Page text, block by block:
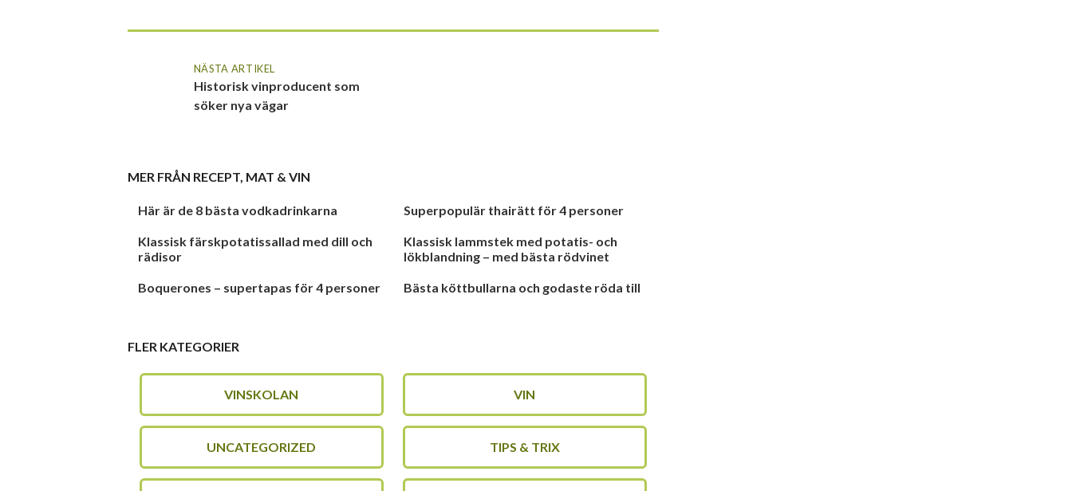
NÄSTA ARTIKEL
Historisk vinproducent som
söker nya vägar
MER FRÅN RECEPT, MAT & VIN
Här är de 8 bästa vodkadrinkarna Superpopulär thairätt för 4 personer
Klassisk färskpotatissallad med dill och
rädisor
Klassisk lammstek med potatis- och
lökblandning – med bästa rödvinet
Boquerones – supertapas för 4 personer Bästa köttbullarna och godaste röda till
FLER KATEGORIER
VINSKOLAN VIN
UNCATEGORIZED TIPS & TRIX